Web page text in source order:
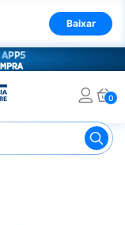
Baixar
0
Tablete de Chocolate